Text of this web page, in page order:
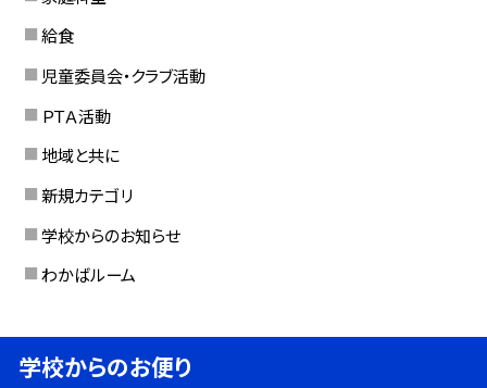
給食
児童委員会・クラブ活動
ＰＴＡ活動
地域と共に
新規カテゴリ
学校からのお知らせ
わかばルーム
学校からのお便り